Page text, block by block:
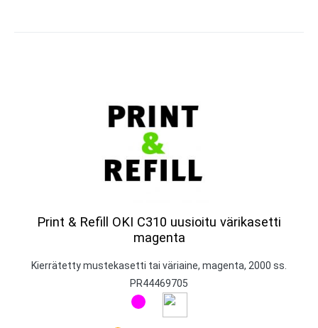
Print & Refill OKI C310 uusioitu värikasetti
magenta
Kierrätetty mustekasetti tai väriaine, magenta, 2000 ss.
PR44469705